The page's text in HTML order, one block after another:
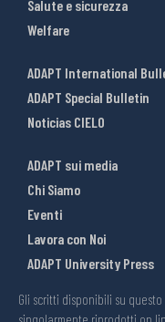
Salute e sicurezza
Welfare
ADAPT International
ADAPT Special Bulletin
Noticias CIELO
ADAPT sui media
Chi Siamo
Eventi
Lavora con Noi
ADAPT University Press
Gli scritti disponibili su